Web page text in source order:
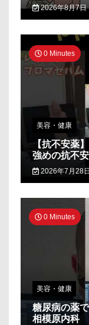
2026年8月7日
0 Minutes
美容・健康
【抗不安薬
強めの抗不
2026年7月28日
0 Minutes
美容・健康
糖尿病の薬
相模原内科